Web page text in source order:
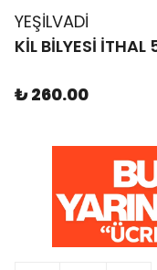
YEŞİLVADİ
KİL BİLYESİ
₺ 260.00